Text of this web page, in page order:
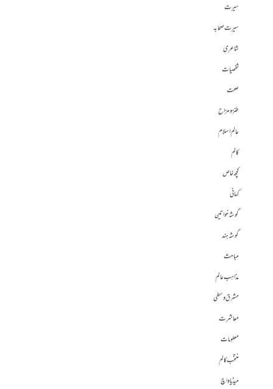
سیرت
سیرت صحابہ
شاعری
شخصیات
صحت
طنز و مزاح
عالم اسلام
کالم
کچھ خاص
کہانی
گوشہ خواتین
گوشہ ہند
مباحث
مذاہب عالم
مشرق وسطی
معاشرت
معلومات
منتخب کالم
میڈیا واچ